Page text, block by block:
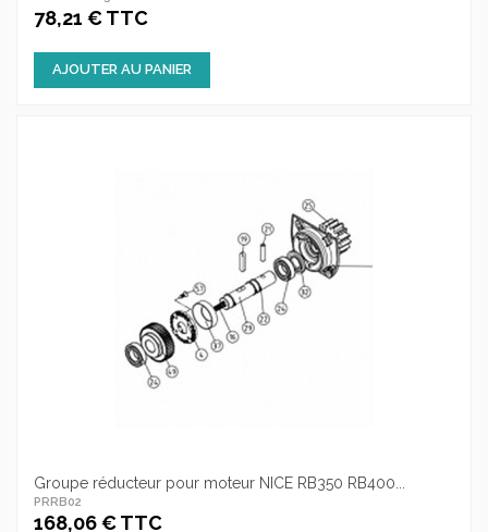
78,21 € TTC
AJOUTER AU PANIER
Groupe réducteur pour moteur NICE RB350 RB400...
PRRB02
168,06 € TTC